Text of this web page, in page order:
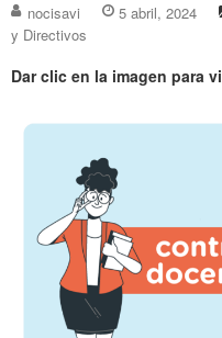
nocisavi 5 abril, 2024
y Directivos
Dar clic en la imagen para